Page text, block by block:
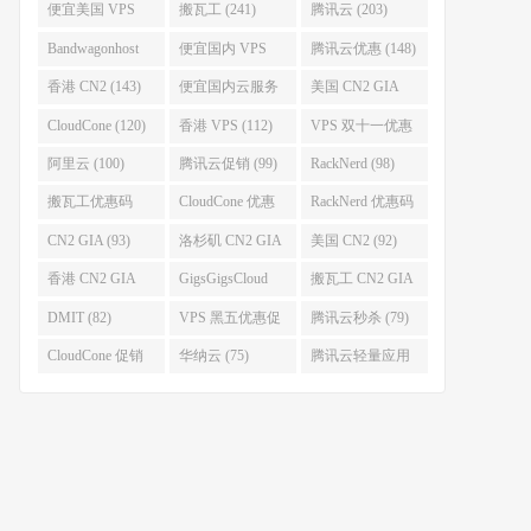
便宜美国 VPS
(255)
搬瓦工 (241) 腾讯云 (203)
Bandwagonhost
(188)
便宜国内 VPS
(167)
腾讯云优惠 (148)
香港 CN2 (143) 便宜国内云服务
器 (128)
美国 CN2 GIA
(123)
CloudCone (120) 香港 VPS (112) VPS 双十一优惠
促销 (106)
阿里云 (100) 腾讯云促销 (99) RackNerd (98)
搬瓦工优惠码
(96)
CloudCone 优惠
码 (96)
RackNerd 优惠码
(94)
CN2 GIA (93) 洛杉矶 CN2 GIA
(93)
美国 CN2 (92)
香港 CN2 GIA
(92)
GigsGigsCloud
(85)
搬瓦工 CN2 GIA
(83)
DMIT (82) VPS 黑五优惠促
销整理 (80)
腾讯云秒杀 (79)
CloudCone 促销 华纳云 (75) 腾讯云轻量应用